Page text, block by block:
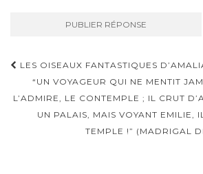
Navigation
d'article
LES OISEAUX FANTASTIQUES
“UN VOYAGEUR QUI NE MENTIT
L’ADMIRE, LE CONTEMPLE ; IL CRUT
UN PALAIS, MAIS VOYANT EMILIE,
TEMPLE !” (MADRIGAL